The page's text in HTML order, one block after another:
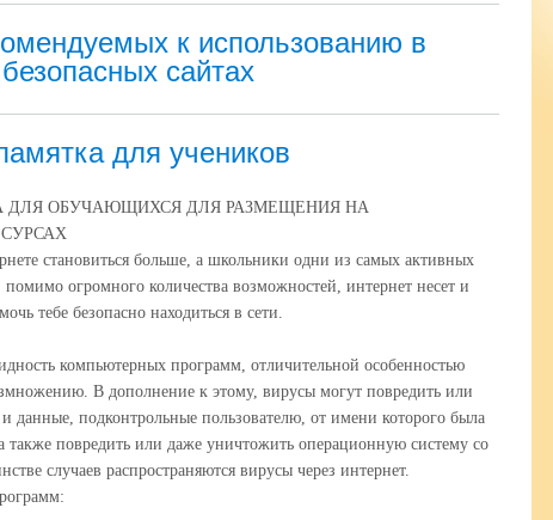
к использованию в
сайтах
для учеников
ОБУЧАЮЩИХСЯ ДЛЯ РАЗМЕЩЕНИЯ НА
становиться больше, а школьники одни из самых активных
огромного количества возможностей, интернет несет и
тебе безопасно находиться в сети.
компьютерных программ, отличительной особенностью
В дополнение к этому, вирусы могут повредить или
данные, подконтрольные пользователю, от имени которого была
также повредить или даже уничтожить операционную систему со
случаев распространяются вирусы через интернет.